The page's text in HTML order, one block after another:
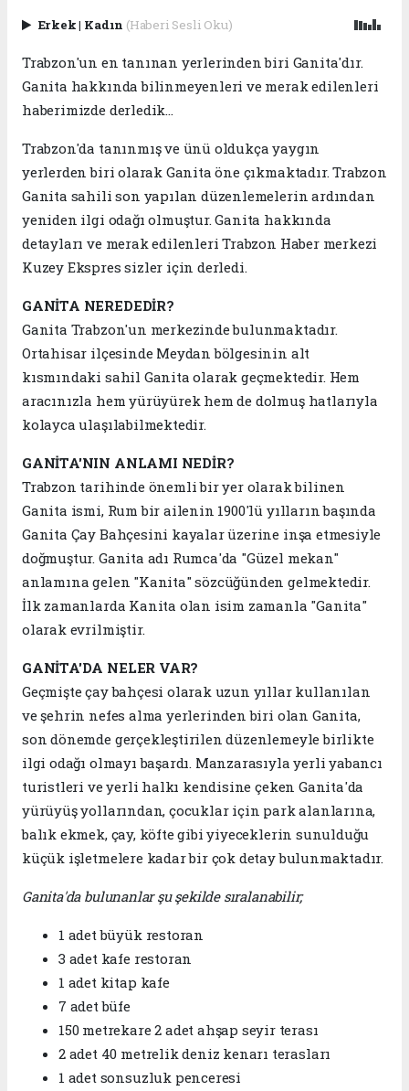
Erkek| Kadın (Haberi Sesli Oku)
Trabzon'un en tanınan yerlerinden biri Ganita'dır.
Ganita hakkında bilinmeyenleri ve merak edilenleri
haberimizde derledik...
Trabzon'da tanınmış ve ünü oldukça yaygın
yerlerden biri olarak Ganita öne çıkmaktadır. Trabzon
Ganita sahili son yapılan düzenlemelerin ardından
yeniden ilgi odağı olmuştur. Ganita hakkında
detayları ve merak edilenleri Trabzon Haber merkezi
Kuzey Ekspres sizler için derledi.
GANİTA NEREDEDİR?
Ganita Trabzon'un merkezinde bulunmaktadır.
Ortahisar ilçesinde Meydan bölgesinin alt
kısmındaki sahil Ganita olarak geçmektedir. Hem
aracınızla hem yürüyürek hem de dolmuş hatlarıyla
kolayca ulaşılabilmektedir.
GANİTA'NIN ANLAMI NEDİR?
Trabzon tarihinde önemli bir yer olarak bilinen
Ganita ismi, Rum bir ailenin 1900'lü yılların başında
Ganita Çay Bahçesini kayalar üzerine inşa etmesiyle
doğmuştur. Ganita adı Rumca'da "Güzel mekan"
anlamına gelen "Kanita" sözcüğünden gelmektedir.
İlk zamanlarda Kanita olan isim zamanla "Ganita"
olarak evrilmiştir.
GANİTA'DA NELER VAR?
Geçmişte çay bahçesi olarak uzun yıllar kullanılan
ve şehrin nefes alma yerlerinden biri olan Ganita,
son dönemde gerçekleştirilen düzenlemeyle birlikte
ilgi odağı olmayı başardı. Manzarasıyla yerli yabancı
turistleri ve yerli halkı kendisine çeken Ganita'da
yürüyüş yollarından, çocuklar için park alanlarına,
balık ekmek, çay, köfte gibi yiyeceklerin sunulduğu
küçük işletmelere kadar bir çok detay bulunmaktadır.
Ganita'da bulunanlar şu şekilde sıralanabilir;
1 adet büyük restoran
3 adet kafe restoran
1 adet kitap kafe
7 adet büfe
150 metrekare 2 adet ahşap seyir terası
2 adet 40 metrelik deniz kenarı terasları
1 adet sonsuzluk penceresi